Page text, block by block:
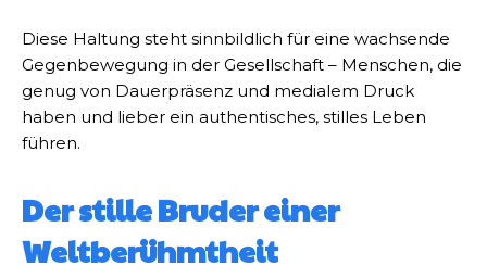
Diese Haltung steht sinnbildlich für eine wachsende
Gegenbewegung in der Gesellschaft – Menschen, die
genug von Dauerpräsenz und medialem Druck
haben und lieber ein authentisches, stilles Leben
führen.
Der stille Bruder einer
Weltberühmtheit